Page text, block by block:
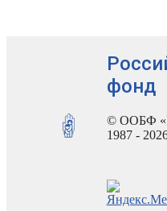
фонд
© ООБФ
1987 -